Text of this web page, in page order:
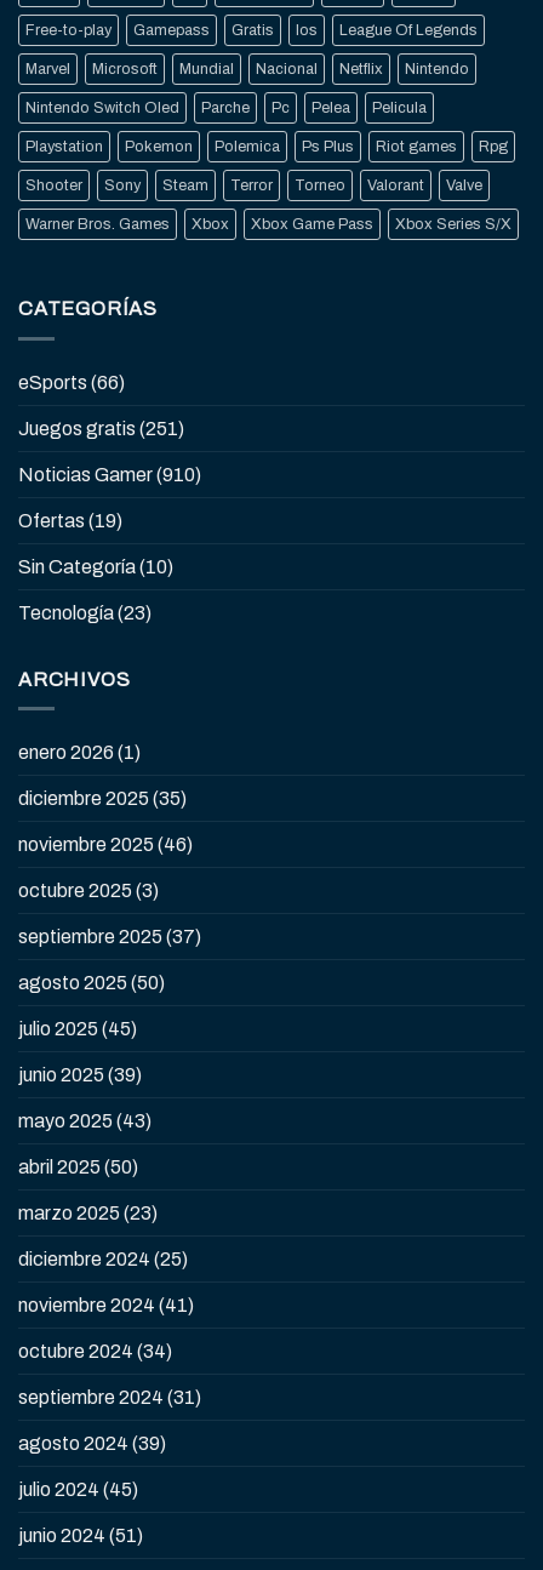
Free-to-play Gamepass Gratis Ios League Of Legends
Marvel Microsoft Mundial Nacional Netflix Nintendo
Nintendo Switch Oled Parche Pc Pelea Pelicula
Playstation Pokemon Polemica Ps Plus Riot games Rpg
Shooter Sony Steam Terror Torneo Valorant Valve
Warner Bros. Games Xbox Xbox Game Pass Xbox Series S/X
CATEGORÍAS
eSports (66)
Juegos gratis (251)
Noticias Gamer(910)
Ofertas (19)
Sin Categoría(10)
Tecnología(23)
ARCHIVOS
enero 2026 (1)
diciembre 2025 (35)
noviembre 2025 (46)
octubre 2025 (3)
septiembre 2025 (37)
agosto 2025 (50)
julio 2025 (45)
junio 2025 (39)
mayo 2025 (43)
abril 2025 (50)
marzo 2025 (23)
diciembre 2024 (25)
noviembre 2024 (41)
octubre 2024 (34)
septiembre 2024 (31)
agosto 2024 (39)
julio 2024 (45)
junio 2024 (51)